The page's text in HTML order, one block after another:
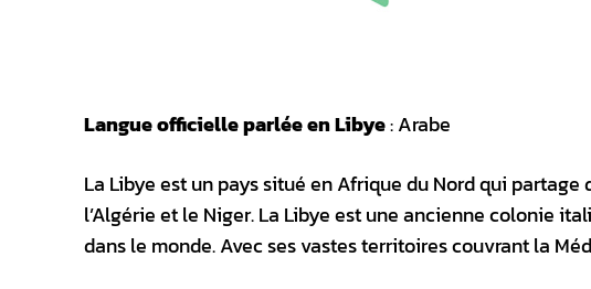
Langue officielle parlée en Libye: Arabe
La Libye est un pays situé en Afrique du Nord qui partage
l’Algérie et le Niger. La Libye est une ancienne colonie
dans le monde. Avec ses vastes territoires couvrant la